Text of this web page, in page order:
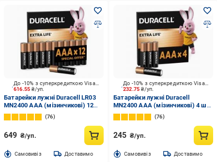
616.55₴/уп.
До -10% з суперкредиткою Visa Вигода
Батарейки лужні Duracell LR03
MN2400 AAA (мізинчикові) 12
шт.
76
649 ₴/уп.
Cамовивіз Доставимо
232.75₴/уп.
До -10% з суперкредиткою Visa Вигода
Батарейки лужні Duracell
MN2400 AAA (мізинчикові) 4 шт.
(81550795)
76
245 ₴/уп.
Cамовивіз Доставимо